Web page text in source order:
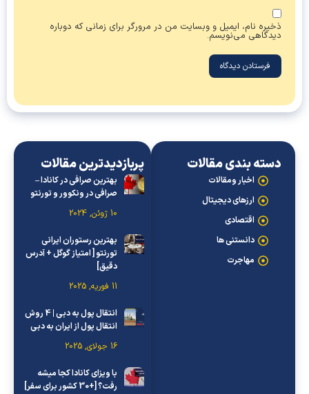
دسته بندی مقالات
اخبار ومقالات
ارزهای دیجیتال
اقتصادی
دانستنی ها
مهاجرت
پربازدیدترین مقالات
بهترین صرافی در کانادا –
صرافی در ونکوور و تورنتو
بهترین رستوران ایرانی
تورنتو [ امتیاز گوگل + آدرس
انتقال پول به دبی | 4 روش
انتقال پول از ایران به دبی
با ویزای کانادا کجا میشه
رفت؟ [+30 کشور برای سفر]
ذخیره نام، ایمیل و وبسایت من در مرورگر برای زمانی که دوباره
دیدگاهی می‌نویسم.